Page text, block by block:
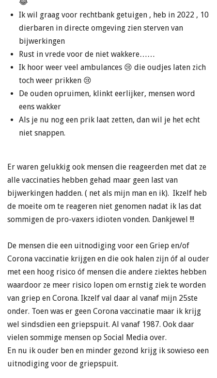
Ik wil graag voor rechtbank getuigen , heb in 2022 , 10
dierbaren in directe omgeving zien sterven van
bijwerkingen
Rust in vrede voor de niet wakkere……
Ik hoor weer veel ambulances 😢 die oudjes laten zich
toch weer prikken 😢
De ouden opruimen, klinkt eerlijker, mensen word
eens wakker
Als je nu nog een prik laat zetten, dan wil je het echt
niet snappen.
Er waren gelukkig ook mensen die reageerden met dat ze
alle vaccinaties hebben gehad maar geen last van
bijwerkingen hadden. ( net als mijn man en ik). Ikzelf heb
de moeite om te reageren niet genomen nadat ik las dat
sommigen de pro-vaxers idioten vonden. Dankjewel !!!
De mensen die een uitnodiging voor een Griep en/of
Corona vaccinatie krijgen en die ook halen zijn óf al ouder
met een hoog risico óf mensen die andere ziektes hebben
waardoor ze meer risico lopen om ernstig ziek te worden
van griep en Corona. Ikzelf val daar al vanaf mijn 25ste
onder. Toen was er geen Corona vaccinatie maar ik krijg
wel sindsdien een griepspuit. Al vanaf 1987. Ook daar
vielen sommige mensen op Social Media over.
En nu ik ouder ben en minder gezond krijg ik sowieso een
uitnodiging voor de griepspuit.